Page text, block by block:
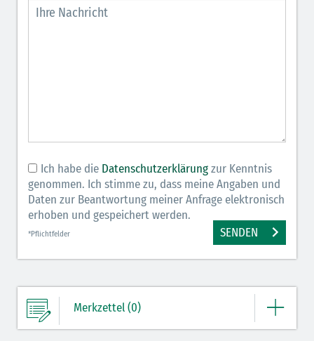
Ich habe die Datenschutzerklärungzur Kenntnis
genommen. Ich stimme zu, dass meine Angaben und
Daten zur Beantwortung meiner Anfrage elektronisch
erhoben und gespeichert werden.
*Pflichtfelder SENDEN
Merkzettel (0)